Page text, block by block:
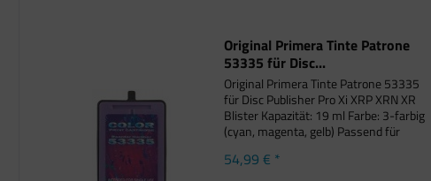
Original Primera Tinte Patrone
53335 für Disc...
Original Primera Tinte Patrone 53335
für Disc Publisher Pro Xi XRP XRN XR
Blister Kapazität: 19 ml Farbe: 3-farbig
(cyan, magenta, gelb) Passend für
Publisher Pro, Primera Disc Publisher
54,99 € *